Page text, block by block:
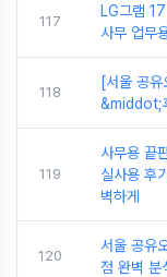
117
LG그램
사무 업무
118
[서울 공
&middot;
119
사무용
실사용 후
벽하게
120
서울 공유
점 완벽 분